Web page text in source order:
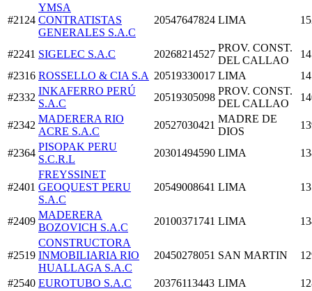
#2124
YMSA
CONTRATISTAS
GENERALES S.A.C
20547647824 LIMA
#2241 SIGELEC S.A.C 20268214527
PROV. CONST.
DEL CALLAO
#2316 ROSSELLO & CIA S.A 20519330017 LIMA
#2332
INKAFERRO PERÚ
S.A.C
20519305098
PROV. CONST.
DEL CALLAO
#2342
MADERERA RIO
ACRE S.A.C
20527030421
MADRE DE
DIOS
#2364
PISOPAK PERU
S.C.R.L
20301494590 LIMA
#2401
FREYSSINET
GEOQUEST PERU
S.A.C
20549008641 LIMA
#2409
MADERERA
BOZOVICH S.A.C
20100371741 LIMA
#2519
CONSTRUCTORA
INMOBILIARIA RIO
HUALLAGA S.A.C
20450278051 SAN MARTIN
#2540 EUROTUBO S.A.C 20376113443 LIMA